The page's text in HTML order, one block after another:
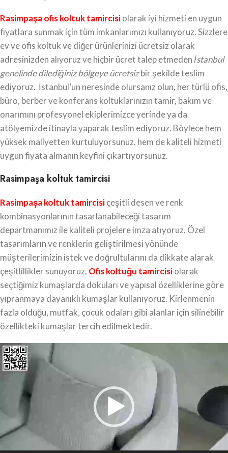
Rasimpaşa ofis koltuk tamircisiolarak iyi hizmeti en uygun
fiyatlara sunmak için tüm imkanlarımızı kullanıyoruz. Sizzlere
ev ve ofis koltuk ve diğer ürünlerinizi ücretsiz olarak
adresinizden alıyoruz ve hiçbir ücret talep etmeden İstanbul
genelinde dilediğiniz bölgeye ücretsizbir şekilde teslim
ediyoruz. İstanbul’un neresinde olursanız olun, her türlü ofis,
büro, berber ve konferans koltuklarınızın tamir, bakım ve
onarımını profesyonel ekiplerimizce yerinde ya da
atölyemizde itinayla yaparak teslim ediyoruz. Böylece hem
yüksek maliyetten kurtuluyorsunuz, hem de kaliteli hizmeti
uygun fiyata almanın keyfini çıkartıyorsunuz.
Rasimpaşa koltuk tamircisi
Rasimpaşa koltuk tamircisiçeşitli desen ve renk
kombinasyonlarının tasarlanabileceği tasarım
departmanımız ile kaliteli projelere imza atıyoruz. Özel
tasarımların ve renklerin geliştirilmesi yönünde
müşterilerimizin istek ve doğrultularını da dikkate alarak
çeşitlillikler sunuyoruz. Ofis koltuğu tamircisiolarak
seçtiğimiz kumaşlarda dokuları ve yapısal özelliklerine göre
yıpranmaya dayanıklı kumaşlar kullanıyoruz. Kirlenmenin
fazla olduğu, mutfak, çocuk odaları gibi alanlar için silinebilir
özellikteki kumaşlar tercih edilmektedir.
Video
oynatıcı